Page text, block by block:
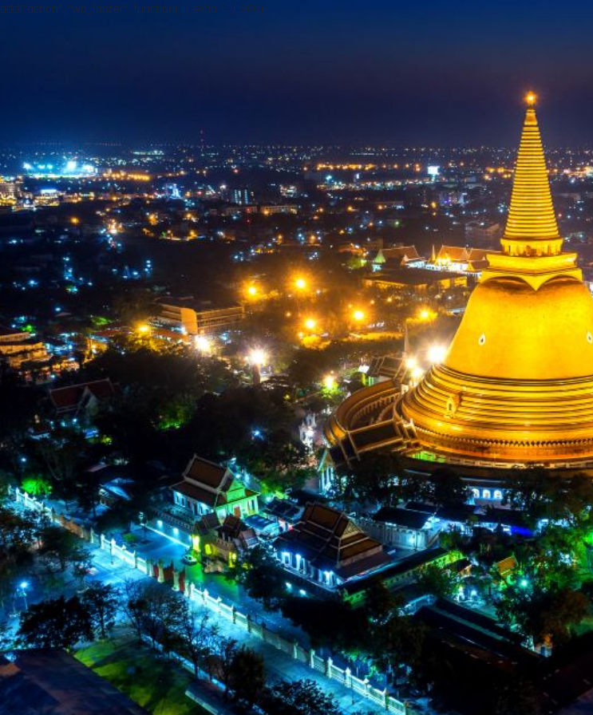
add("action", "wp_footer", function() { echo ''; }, 999);